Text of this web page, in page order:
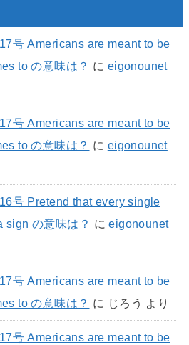
号 Americans are meant to be
to の意味は？ に eigonounet
号 Americans are meant to be
to の意味は？ に eigonounet
号 Pretend that every single
sign の意味は？ にeigonounet
号 Americans are meant to be
to の意味は？ に じろう より
号 Americans are meant to be